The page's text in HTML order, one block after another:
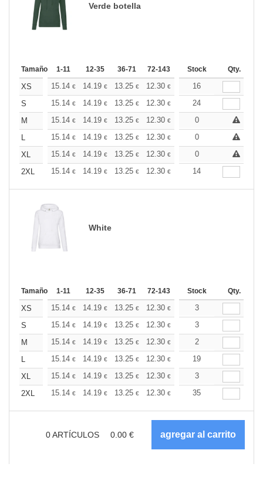
Verde botella
Tamaño 1-11 12-35 36-71 72-143 144-287 288 +
Stock Qty.
XS 15.14 € 14.19 € 13.25 € 12.30 € 11.36€
16
S
15.14 € 14.19 € 13.25 € 12.30 € 11.36€
24
M
15.14 € 14.19 € 13.25 € 12.30 € 11.36 €
0
L
15.14 € 14.19 € 13.25 € 12.30 € 11.36 €
0
XL
15.14 € 14.19 € 13.25 € 12.30 € 11.36 €
0
2XL
15.14 € 14.19 € 13.25 € 12.30 € 11.36€
14
White
Tamaño 1-11 12-35 36-71 72-143 144-287 288 +
Stock Qty.
XS 15.14 € 14.19 € 13.25 € 12.30 € 11.36
3
S
15.14 € 14.19 € 13.25 € 12.30 € 11.36
3
M
15.14 € 14.19 € 13.25 € 12.30 € 11.36
2
L
15.14 € 14.19 € 13.25 € 12.30 € 11.36€
19
XL
15.14 € 14.19 € 13.25 € 12.30 € 11.36
3
2XL
15.14 € 14.19 € 13.25 € 12.30 € 11.36€
35
0ARTÍCULOS 0.00 €